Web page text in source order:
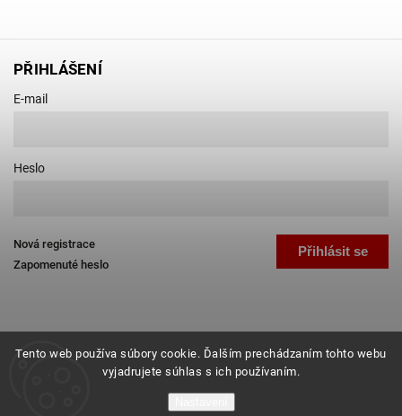
Tento web používa súbory cookie. Ďalším prechádzaním tohto webu
vyjadrujete súhlas s ich používaním.
PŘIHLÁŠENÍ
E-mail
Heslo
Přihlásit se
Nová registrace
Zapomenuté heslo
Favab.cz. Všechna práva vyhrazena.